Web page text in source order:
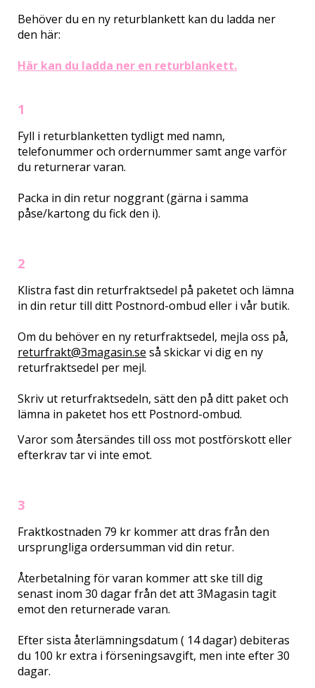
Behöver du en ny returblankett kan du ladda ner
den här:
Här kan du ladda ner en returblankett.
1
Fyll i returblanketten tydligt med namn,
telefonummer och ordernummer samt ange varför
du returnerar varan.
Packa in din retur noggrant (gärna i samma
påse/kartong du fick den i).
2
Klistra fast din returfraktsedel på paketet och lämna
in din retur till ditt Postnord-ombud eller i vår butik.
Om du behöver en ny returfraktsedel, mejla oss på,
returfrakt@3magasin.se så skickar vi dig en ny
returfraktsedel per mejl.
Skriv ut returfraktsedeln, sätt den på ditt paket och
lämna in paketet hos ett Postnord-ombud.
Varor som återsändes till oss mot postförskott eller
efterkrav tar vi inte emot.
3
Fraktkostnaden 79 kr kommer att dras från den
ursprungliga ordersumman vid din retur.
Återbetalning för varan kommer att ske till dig
senast inom 30 dagar från det att 3Magasin tagit
emot den returnerade varan.
Efter sista återlämningsdatum ( 14 dagar) debiteras
du 100 kr extra i förseningsavgift, men inte efter 30
dagar.